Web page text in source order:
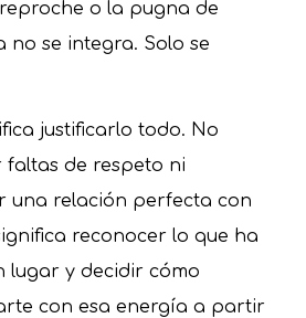
o la pugna de
no se integra. Solo se
justificarlo todo. No
de respeto ni
una relación perfecta con
reconocer lo que ha
lugar y decidir cómo
con esa energía a partir